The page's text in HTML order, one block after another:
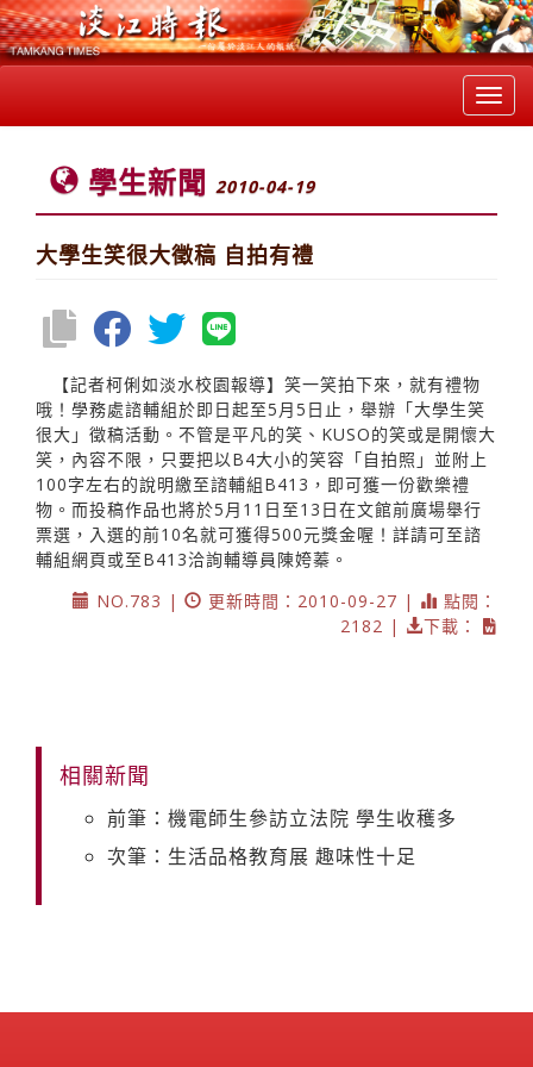
學生新聞 2010-04-19
大學生笑很大徵稿 自拍有禮
【記者柯俐如淡水校園報導】笑一笑拍下來，就有禮物
哦！學務處諮輔組於即日起至5月5日止，舉辦「大學生笑
很大」徵稿活動。不管是平凡的笑、KUSO的笑或是開懷大
笑，內容不限，只要把以B4大小的笑容「自拍照」並附上
100字左右的說明繳至諮輔組B413，即可獲一份歡樂禮
物。而投稿作品也將於5月11日至13日在文館前廣場舉行
票選，入選的前10名就可獲得500元獎金喔！詳請可至諮
輔組網頁或至B413洽詢輔導員陳姱蓁。
NO.783 |
更新時間：2010-09-27 |
點閱：
2182 |
下載：
相關新聞
前筆：機電師生參訪立法院 學生收穫多
次筆：生活品格教育展 趣味性十足